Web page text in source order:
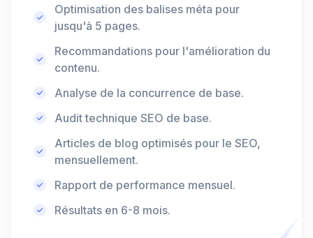
Optimisation des balises méta pour
jusqu'à 5 pages.
Recommandations pour l'amélioration du
contenu.
Analyse de la concurrence de base.
Audit technique SEO de base.
Articles de blog optimisés pour le SEO,
mensuellement.
Rapport de performance mensuel.
Résultats en 6-8 mois.